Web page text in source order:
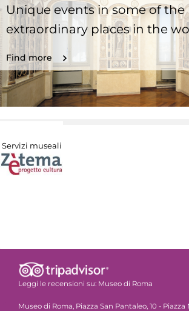
Unique events in some of the
extraordinary places in the
Find more
Servizi museali
Leggi le recensioni su: Museo di Roma
Museo di Roma, Piazza San Pantaleo, 10 - Piazza